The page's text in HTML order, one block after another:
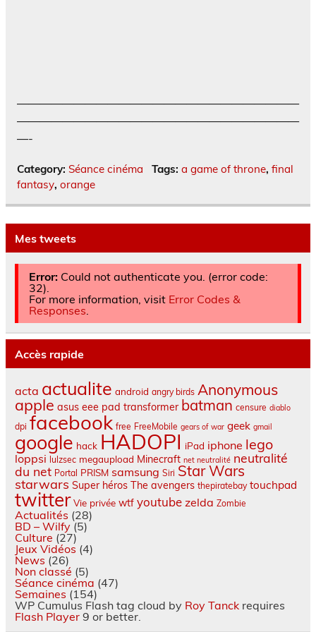
—————————————————————————
—————————————————————————
—-
Category: Séance cinéma Tags: a game of throne, final
fantasy, orange
Mes tweets
Error:Could not authenticate you. (error code:
32).
For more information, visit Error Codes &
Responses.
Accès rapide
acta actualite android angry birds Anonymous
apple asus eee pad transformer batman censure diablo
dpi facebook free FreeMobile gears of war geek gmail
google hack HADOPI iPad iphone lego
loppsi lulzsec megaupload Minecraft net neutralité neutralité
du net Portal PRISM samsung Siri Star Wars
starwars Super héros The avengers thepiratebay touchpad
twitter Vie privée wtf youtube zelda Zombie
Actualités (28)
BD – Wilfy(5)
Culture (27)
Jeux Vidéos (4)
News (26)
Non classé (5)
Séance cinéma (47)
Semaines (154)
WP Cumulus Flash tag cloud by Roy Tanckrequires
Flash Player9 or better.